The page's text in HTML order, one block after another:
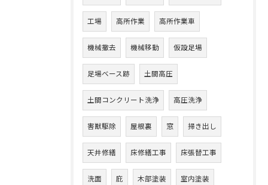
工場 高所作業 高所作業車
機械撤去 機械移動 仮設足場
足場ベース跡 土間高圧
土間コンクリート洗浄 高圧洗浄
害獣駆除 屋根裏 窓 掃き出し
天井修繕 床修繕工事 床張替工事
洗面 庇 木部塗装 室内塗装